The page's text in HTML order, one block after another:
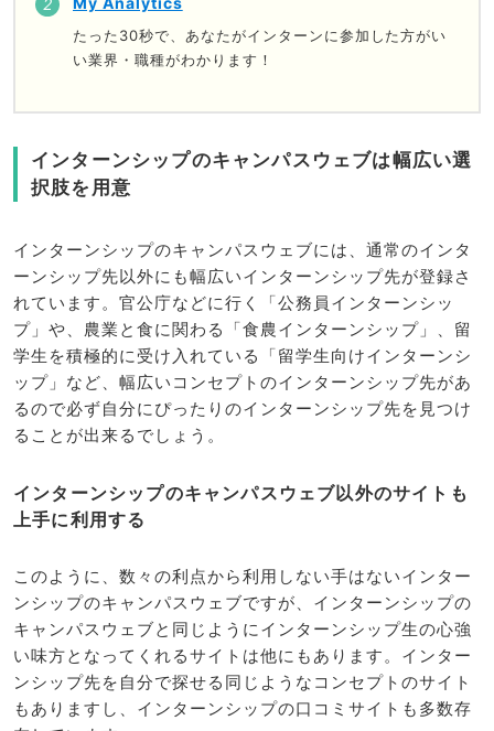
たった30秒で、あなたがインターンに参加した方がい
い業界・職種がわかります！
インターンシップのキャンパスウェブは幅広い選
択肢を用意
インターンシップのキャンパスウェブには、通常のインタ
ーンシップ先以外にも幅広いインターンシップ先が登録さ
れています。官公庁などに行く「公務員インターンシッ
プ」や、農業と食に関わる「食農インターンシップ」、留
学生を積極的に受け入れている「留学生向けインターンシ
ップ」など、幅広いコンセプトのインターンシップ先があ
るので必ず自分にぴったりのインターンシップ先を見つけ
ることが出来るでしょう。
インターンシップのキャンパスウェブ以外のサイトも
上手に利用する
このように、数々の利点から利用しない手はないインター
ンシップのキャンパスウェブですが、インターンシップの
キャンパスウェブと同じようにインターンシップ生の心強
い味方となってくれるサイトは他にもあります。インター
ンシップ先を自分で探せる同じようなコンセプトのサイト
もありますし、インターンシップの口コミサイトも多数存